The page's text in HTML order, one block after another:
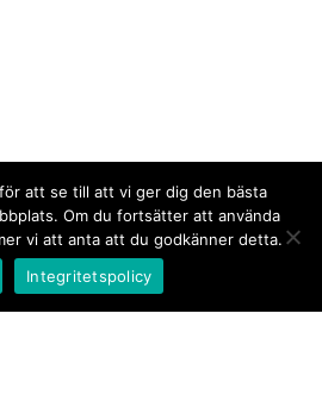
att se till att vi ger dig den bästa
Om du fortsätter att använda
vi att anta att du godkänner detta.
Integritetspolicy